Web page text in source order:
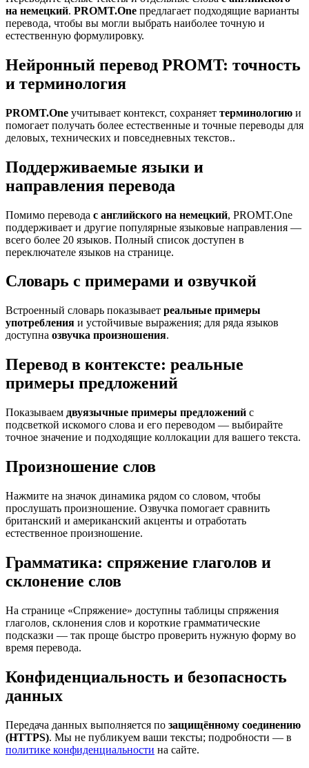
на немецкий. PROMT.One предлагает подходящие варианты
перевода, чтобы вы могли выбрать наиболее точную и
естественную формулировку.
Нейронный перевод PROMT: точность
и терминология
PROMT.One учитывает контекст, сохраняет терминологию и
помогает получать более естественные и точные переводы для
деловых, технических и повседневных текстов..
Поддерживаемые языки и
направления перевода
Помимо перевода с английского на немецкий, PROMT.One
поддерживает и другие популярные языковые направления —
всего более 20 языков. Полный список доступен в
переключателе языков на странице.
Словарь с примерами и озвучкой
Встроенный словарь показывает реальные примеры
употребления и устойчивые выражения; для ряда языков
доступна озвучка произношения.
Перевод в контексте: реальные
примеры предложений
Показываем двуязычные примеры предложений с
подсветкой искомого слова и его переводом — выбирайте
точное значение и подходящие коллокации для вашего текста.
Произношение слов
Нажмите на значок динамика рядом со словом, чтобы
прослушать произношение. Озвучка помогает сравнить
британский и американский акценты и отработать
естественное произношение.
Грамматика: спряжение глаголов и
склонение слов
На странице «Спряжение» доступны таблицы спряжения
глаголов, склонения слов и короткие грамматические
подсказки — так проще быстро проверить нужную форму во
время перевода.
Конфиденциальность и безопасность
данных
Передача данных выполняется по защищённому соединению
(HTTPS). Мы не публикуем ваши тексты; подробности — в
политике конфиденциальности на сайте.